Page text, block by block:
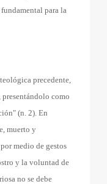
para la
precedente,
como
(n. 2). En
muerto y
medio de gestos
y la voluntad de
no se debe